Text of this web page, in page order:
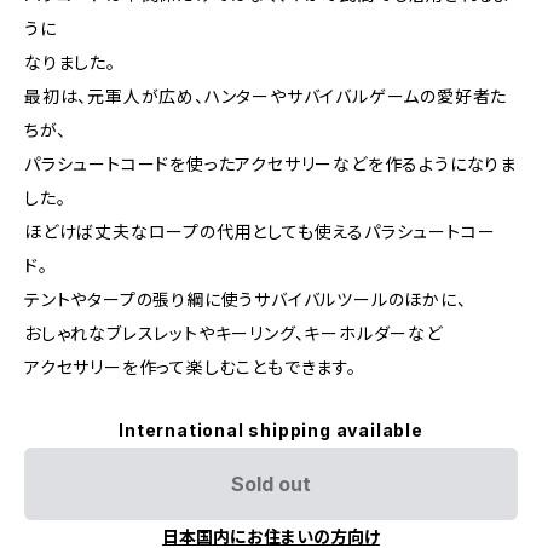
うに
なりました。
最初は、元軍人が広め、ハンターやサバイバルゲームの愛好者た
ちが、
パラシュートコードを使ったアクセサリーなどを作るようになりま
した。
ほどけば丈夫なロープの代用としても使えるパラシュートコー
ド。
テントやタープの張り綱に使うサバイバルツールのほかに、
おしゃれなブレスレットやキーリング、キーホルダーなど
アクセサリーを作って楽しむこともできます。
International shipping available
Sold out
日本国内にお住まいの方向け